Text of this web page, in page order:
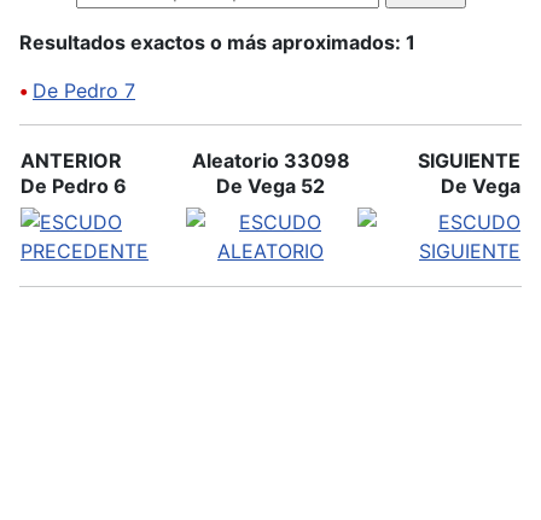
Resultados exactos o más aproximados: 1
• De Pedro 7
ANTERIOR
De Pedro 6
Aleatorio 33098
De Vega 52
SIGUIENTE
De Vega